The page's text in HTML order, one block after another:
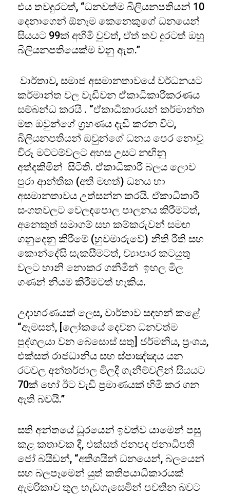
එය තවදුරටත්, “ධනවත්ම බිලියනපතියන් 10
දෙනාගෙන් ඕනෑම කෙනෙකුගේ ධනයෙන්
සියයට 99ක් අහිමි වුවත්, ඒත් තව දුරටත් ඔහු
බිලියනපතියෙක්ම වනු ඇත.”
වාර්තාව, සමාජ අසමානතාවයේ වර්ධනයට
කර්මාන්ත වල වැඩිවන ඒකාධිකාරීකරණය
සම්බන්ධ කරයි . “ඒකාධිකාරයන් කර්මාන්ත
මත ඔවුන්ගේ ග්‍රහණය දැඩි කරන විට,
බිලියනපතියන් ඔවුන්ගේ ධනය පෙර නොවූ
විරූ මට්ටම්වලට අහස උසට නඟිනු
අත්දකිමින් සිටිති. ඒකාධිකාරී බලය ලොව
පුරා ආන්තික (අති මහත්) ධනය හා
අසමානතාවය උත්සන්න කරයි. ඒකාධිකාරී
සංගතවලට වෙලඳපොල පාලනය කිරීමටත්,
අනෙකුත් සමාගම් සහ කම්කරුවන් සමඟ
ගනුදෙනු කිරීමේ (හුවමාරුවේ) නීති රීති සහ
කොන්දේසි සැකසීමටත්, ව්‍යාපාර කටයුතු
වලට හානි නොකර ගනිමින් ඉහල මිල
ගණන් නියම කිරීමටත් හැකිය.
උදාහරණයක් ලෙස, වාර්තාව සඳහන් කළේ
“ඇමසන්, [ලෝකයේ දෙවන ධනවත්ම
පුද්ගලයා වන බෙසොස් සතු] ජර්මනිය, ප්‍රංශය,
එක්සත් රාජධානිය සහ ස්පාඤ්ඤය යන
රටවල අන්තර්ජාල මිලදී ගැනීම්වලින් සියයට
70ක් හෝ ඊට වැඩි ප්‍රමාණයක් හිමි කර ගන
ඇති බවයි.”
සති අන්තයේ ධූරයෙන් ඉවත්ව යාමෙන් පසු
කළ කතාවක දී, එක්සත් ජනපද ජනාධිපති
ජෝ බයිඩන්, “අතිශයින් ධනයෙන්, බලයෙන්
සහ බලපෑමෙන් යුත් කතිපයාධිකාරයක්
ඇමරිකාව තුල හැඩගැසෙමින් පවතින බවට